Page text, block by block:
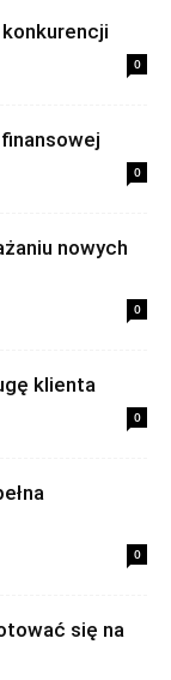
0
0
nowych
0
klienta
0
0
się na